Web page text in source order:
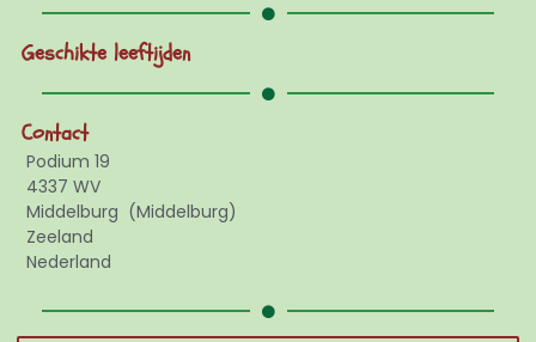
Geschikte leeftijden
Contact
Podium 19
4337 WV
Middelburg (Middelburg)
Zeeland
Nederland